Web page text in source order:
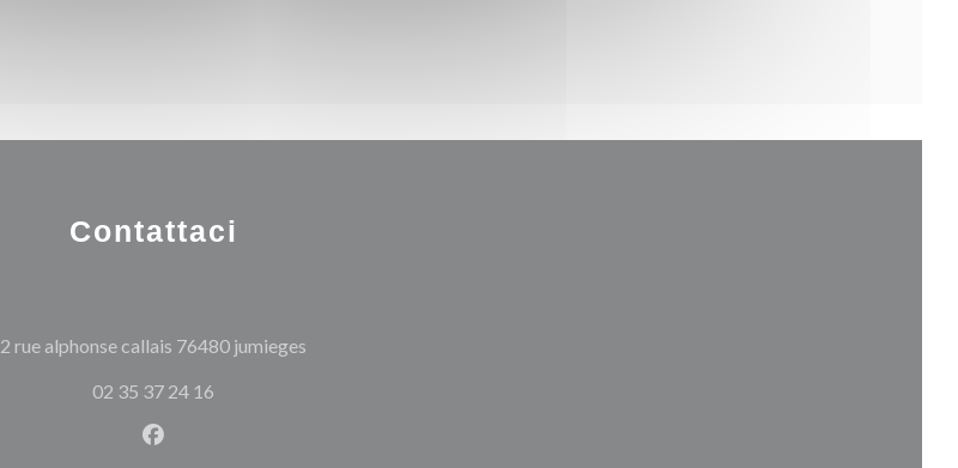
Contattaci
2 rue alphonse callais 76480 jumieges
02 35 37 24 16
Facebook ((apre una nuova finestra))